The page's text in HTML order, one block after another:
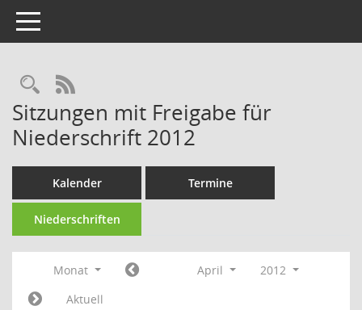
Toggle navigation
RSS-Feed
Sitzungen mit Freigabe für
Niederschrift 2012
Kalender Termine
Niederschriften
Monat April
2012
Aktuell